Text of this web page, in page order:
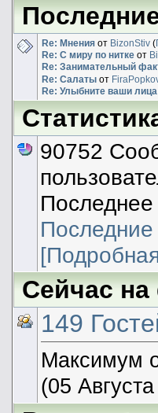
Re: Мненияот BizonStiv(
Re: С миру по ниткеот
Re: Занимательный
Re: Салатыот
Re: Улыбните ваши лица
90752
Сейчас
149
Максимум
(05